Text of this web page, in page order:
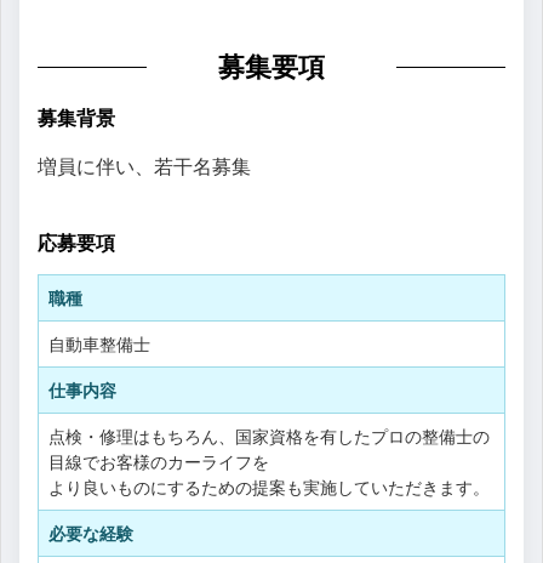
募集要項
募集背景
増員に伴い、若干名募集
応募要項
職種
自動車整備士
仕事内容
点検・修理はもちろん、国家資格を有したプロの整備士の
目線でお客様のカーライフを
より良いものにするための提案も実施していただきます。
必要な経験